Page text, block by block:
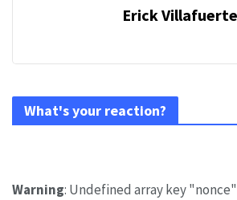
Erick Villafuerte
What's your reaction?
Warning: Undefined array key